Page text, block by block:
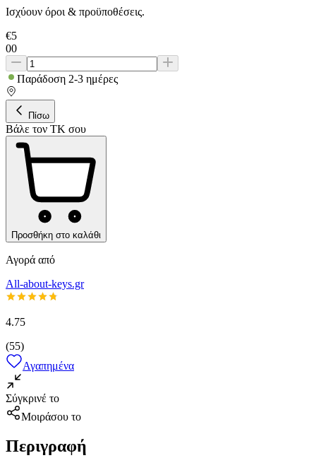
Ισχύουν όροι & προϋποθέσεις.
€5
00
Παράδοση 2-3 ημέρες
Πίσω
Βάλε τον ΤΚ σου
Προσθήκη στο καλάθι
Αγορά από
All-about-keys.gr
4.75
(55)
Αγαπημένα
Σύγκρινέ το
Μοιράσου το
Περιγραφή